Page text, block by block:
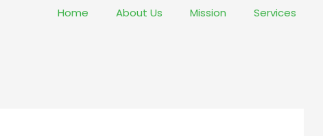
Home About Us Mission Services